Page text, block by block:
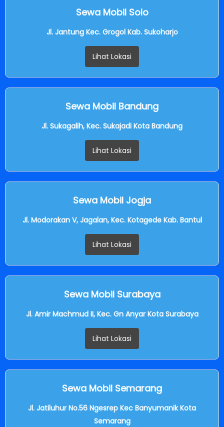
Sewa Mobil Solo
Jl. Jantung Kec. Grogol Kab. Sukoharjo
Lihat Lokasi
Sewa Mobil Bandung
Jl. Sukagalih, Kec. Sukajadi Kota Bandung
Lihat Lokasi
Sewa Mobil Jogja
Jl. Modorakan V, Jagalan, Kec. Kotagede Kab. Bantul
Lihat Lokasi
Sewa Mobil Surabaya
Jl. Amir Machmud II, Kec. Gn Anyar Kota Surabaya
Lihat Lokasi
Sewa Mobil Semarang
Jl. Jatiluhur No.56 Ngesrep Kec Banyumanik Kota
Semarang